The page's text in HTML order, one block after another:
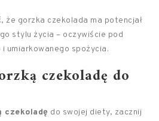
że gorzka czekolada ma potencjał
stylu życia – oczywiście pod
umiarkowanego spożycia.
czekoladę do
czekoladę do swojej diety, zacznij